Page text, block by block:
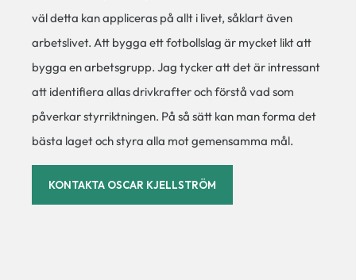
väl detta kan appliceras på allt i livet, såklart även
arbetslivet. Att bygga ett fotbollslag är mycket likt att
bygga en arbetsgrupp. Jag tycker att det är intressant
att identifiera allas drivkrafter och förstå vad som
påverkar styrriktningen. På så sätt kan man forma det
bästa laget och styra alla mot gemensamma mål.
KONTAKTA OSCAR KJELLSTRÖM